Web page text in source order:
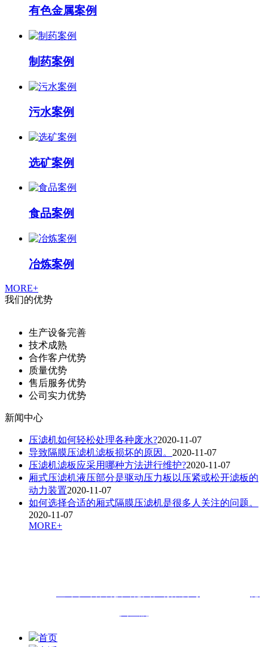
有色金属案例
制药案例
污水案例
选矿案例
食品案例
冶炼案例
MORE+
我们的优势
生产设备完善
技术成熟
合作客户优势
质量优势
售后服务优势
公司实力优势
新闻中心
压滤机如何轻松处理各种废水?2020-11-07
导致隔膜压滤机滤板损坏的原因。 2020-11-07
压滤机滤板应采用哪种方法进行维护?2020-11-07
厢式压滤机液压部分是驱动压力板以压紧或松开滤板的
动力装置2020-11-07
如何选择合适的厢式隔膜压滤机是很多人关注的问题。
2020-11-07
MORE+
首页